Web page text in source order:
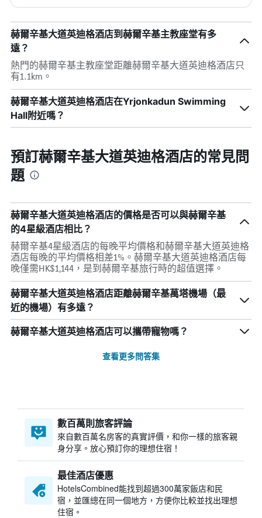
赫爾辛基大道英迪格酒店到赫爾辛基主教座堂有多
遠？
熱門的赫爾辛基主教座堂距離赫爾辛基大道英迪格酒店只
有1.1km。
赫爾辛基大道英迪格酒店在Yrjonkadun Swimming
Hall附近嗎？
預訂赫爾辛基大道英迪格酒店的常見問
題
赫爾辛基大道英迪格酒店的價格是否可以與赫爾辛基
的4星級酒店相比？
赫爾辛基4星級酒店的每晚平均價格和赫爾辛基大道英迪格
酒店每晚的平均價格相差1%。赫爾辛基大道英迪格酒店每
晚僅需HK$1,144，是到赫爾辛基旅行時的超值選擇。
赫爾辛基大道英迪格酒店距離赫爾辛基萬塔機場（最
近的機場）有多遠？
赫爾辛基大道英迪格酒店可以攜帶寵物嗎？
查看更多問答集
數百萬則旅客評論
來自數百萬名房客的真實評價，和你一樣的旅客親
身分享。放心預訂你的理想住宿！
最佳酒店優惠
HotelsCombined​能找到超過300萬家飯店和民
宿，並匯總在同一個地方，方便你比較並找出理想
住宿。